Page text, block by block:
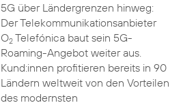
5G über Ländergrenzen hinweg:
Der Telekommunikationsanbieter
O2Telefónica baut sein 5G-
Roaming-Angebot weiter aus.
Kund:innen profitieren bereits in 90
Ländern weltweit von den Vorteilen
des modernsten